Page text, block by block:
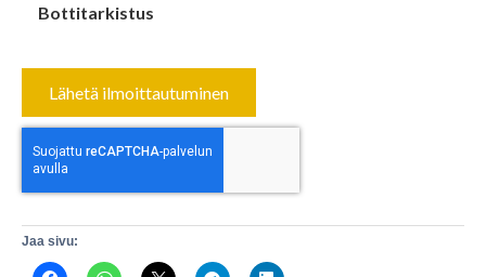
Bottitarkistus
Jaa sivu: